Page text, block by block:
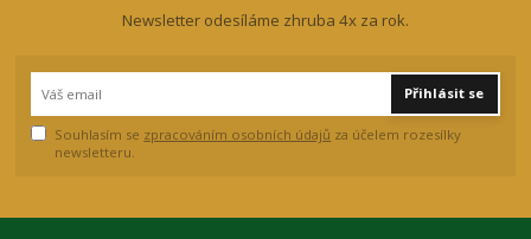
Newsletter odesíláme zhruba 4x za rok.
Přihlásit se
Souhlasím se zpracováním osobních údajů za účelem rozesílky
newsletteru.